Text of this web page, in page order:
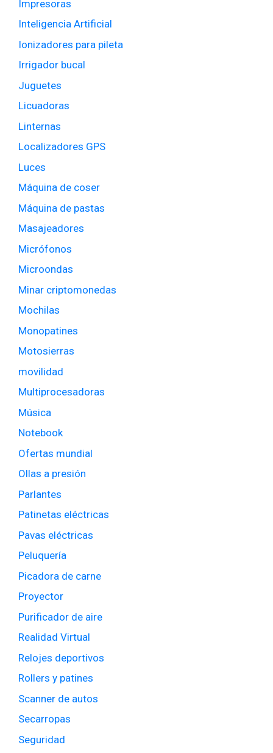
Impresoras
Inteligencia Artificial
Ionizadores para pileta
Irrigador bucal
Juguetes
Licuadoras
Linternas
Localizadores GPS
Luces
Máquina de coser
Máquina de pastas
Masajeadores
Micrófonos
Microondas
Minar criptomonedas
Mochilas
Monopatines
Motosierras
movilidad
Multiprocesadoras
Música
Notebook
Ofertas mundial
Ollas a presión
Parlantes
Patinetas eléctricas
Pavas eléctricas
Peluquería
Picadora de carne
Proyector
Purificador de aire
Realidad Virtual
Relojes deportivos
Rollers y patines
Scanner de autos
Secarropas
Seguridad